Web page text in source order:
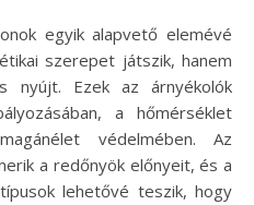
szerepet játszik, hanem
nyújt. Ezek az árnyékolók
a hőmérséklet
védelmében. Az
a redőnyök előnyeit, és a
lehetővé teszik, hogy